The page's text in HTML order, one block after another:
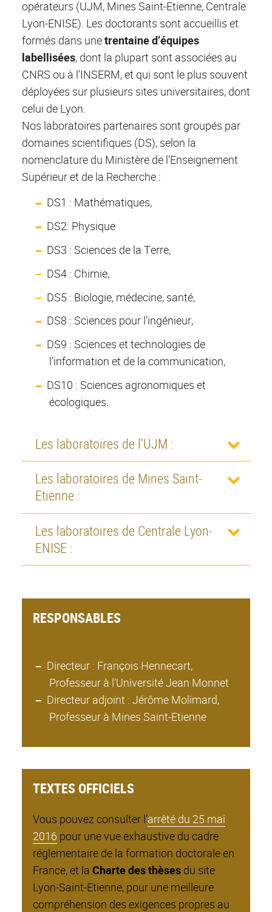
opérateurs (UJM, Mines Saint-Etienne, Centrale
Lyon-ENISE). Les doctorants sont accueillis et
formés dans unetrentaine d’équipes
labellisées, dont la plupart sont associées au
CNRS ou à l’INSERM, et qui sont le plus souvent
déployées sur plusieurs sites universitaires, dont
celui de Lyon.
Nos laboratoires partenaires sont groupés par
domaines scientifiques (DS), selon la
nomenclature du Ministère de l’Enseignement
Supérieur et de la Recherche :
DS1 : Mathématiques,
DS2: Physique
DS3 : Sciences de la Terre,
DS4 : Chimie,
DS5 : Biologie, médecine, santé,
DS8 : Sciences pour l’ingénieur,
DS9 : Sciences et technologies de
l’information et de la communication,
DS10 : Sciences agronomiques et
écologiques.
Les laboratoires de l'UJM :
Les laboratoires de Mines Saint-
Etienne :
Les laboratoires de Centrale Lyon-
ENISE :
RESPONSABLES
Directeur : François Hennecart,
Professeur à l'Université Jean Monnet
Directeur adjoint : Jérôme Molimard,
Professeur à Mines Saint-Etienne
TEXTES OFFICIELS
Vous pouvez consulter l’arrêté du 25 mai
2016 pour une vue exhaustive du cadre
réglementaire de la formation doctorale en
France, et la Charte des thèses du site
Lyon-Saint-Etienne, pour une meilleure
compréhension des exigences propres au